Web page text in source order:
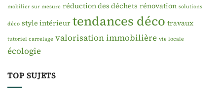
mobilier sur mesure réduction des déchets rénovation solutions
déco style intérieur tendances déco travaux
tutoriel carrelage valorisation immobilière vie locale
écologie
TOP SUJETS